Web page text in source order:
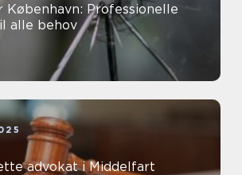
København: Professionelle
alle behov
advokat i Middelfart